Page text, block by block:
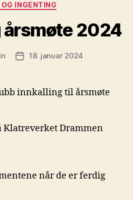
Kategorier
INGENTING
årsmøte 2024
Publiseringsdato
18. januar 2024
innkalling til årsmøte
Klatreverket Drammen
når de er ferdig